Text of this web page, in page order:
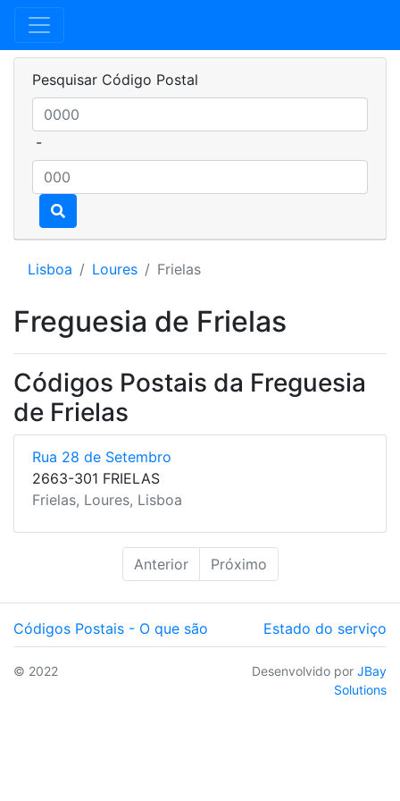
Pesquisar Código Postal
-
Lisboa Loures Frielas
Freguesia de Frielas
Códigos Postais da Freguesia
de Frielas
Rua 28 de Setembro
2663-301 FRIELAS
Frielas, Loures, Lisboa
Anterior Próximo
Códigos Postais - O que são Estado do serviço
© 2022 Desenvolvido por JBay
Solutions